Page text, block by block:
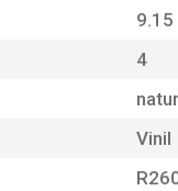
9.15
4
natur
Vinil